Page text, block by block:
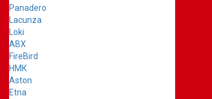
Panadero
Lacunza
Loki
ABX
FireBird
НМК
Aston
Etna